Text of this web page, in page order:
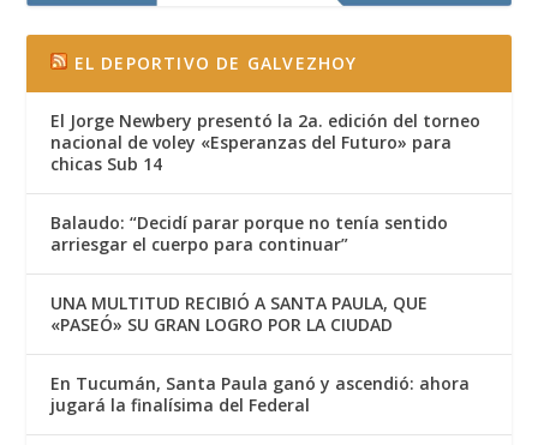
EL DEPORTIVO DE GALVEZHOY
El Jorge Newbery presentó la 2a. edición del torneo
nacional de voley «Esperanzas del Futuro» para
chicas Sub 14
Balaudo: “Decidí parar porque no tenía sentido
arriesgar el cuerpo para continuar”
UNA MULTITUD RECIBIÓ A SANTA PAULA, QUE
«PASEÓ» SU GRAN LOGRO POR LA CIUDAD
En Tucumán, Santa Paula ganó y ascendió: ahora
jugará la finalísima del Federal